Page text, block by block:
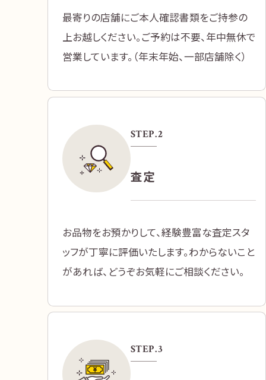
最寄りの店舗にご本人確認書類をご持参の
上お越しください。ご予約は不要、年中無休で
営業しています。（年末年始、一部店舗除く）
STEP.2
査定
お品物をお預かりして、経験豊富な査定スタ
ッフが丁寧に評価いたします。わからないこと
があれば、どうぞお気軽にご相談ください。
STEP.3